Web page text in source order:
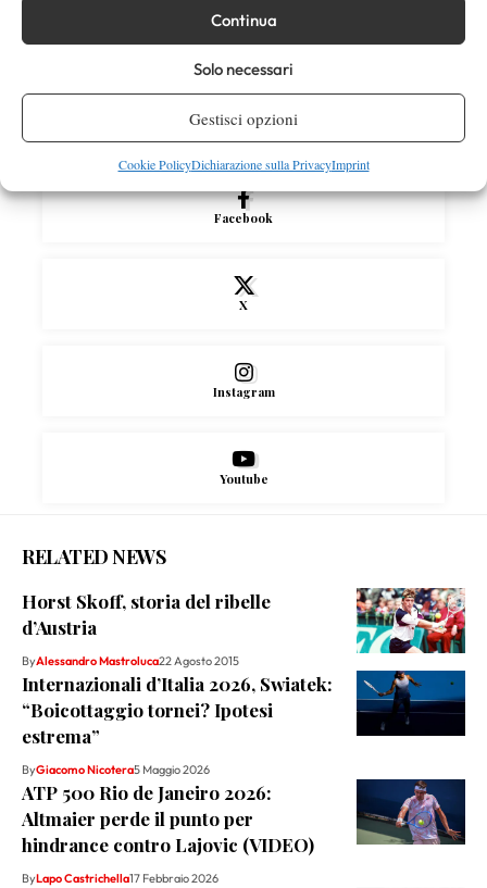
Continua
Solo necessari
Gestisci opzioni
Cookie PolicyDichiarazione sulla PrivacyImprint
News
Masters 1000 Montreal 2026: Darderi
ottiene il secondo quarto di finale 1000
consecutivo
SOCIAL
Facebook
X
Instagram
Youtube
RELATED NEWS
Horst Skoff, storia del ribelle
d’Austria
ByAlessandro Mastroluca22 Agosto 2015
Internazionali d’Italia 2026, Swiatek:
“Boicottaggio tornei? Ipotesi
estrema”
ByGiacomo Nicotera5 Maggio 2026
ATP 500 Rio de Janeiro 2026:
Altmaier perde il punto per
hindrance contro Lajovic (VIDEO)
ByLapo Castrichella17 Febbraio 2026